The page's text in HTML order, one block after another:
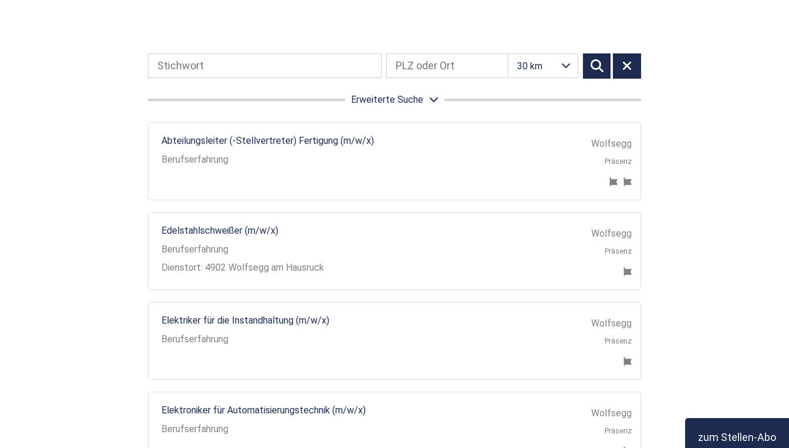
30 km
Erweiterte Suche
Abteilungsleiter (-Stellvertreter) Fertigung (m/w/x)
Berufserfahrung
Wolfsegg
Präsenz
Edelstahlschweißer (m/w/x)
Berufserfahrung
Dienstort: 4902 Wolfsegg am Hausruck
Wolfsegg
Präsenz
Elektriker für die Instandhaltung (m/w/x)
Berufserfahrung
Wolfsegg
Präsenz
Elektroniker für Automatisierungstechnik (m/w/x)
Berufserfahrung
Wolfsegg
Präsenz zum Stellen-Abo